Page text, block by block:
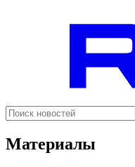
Материалы